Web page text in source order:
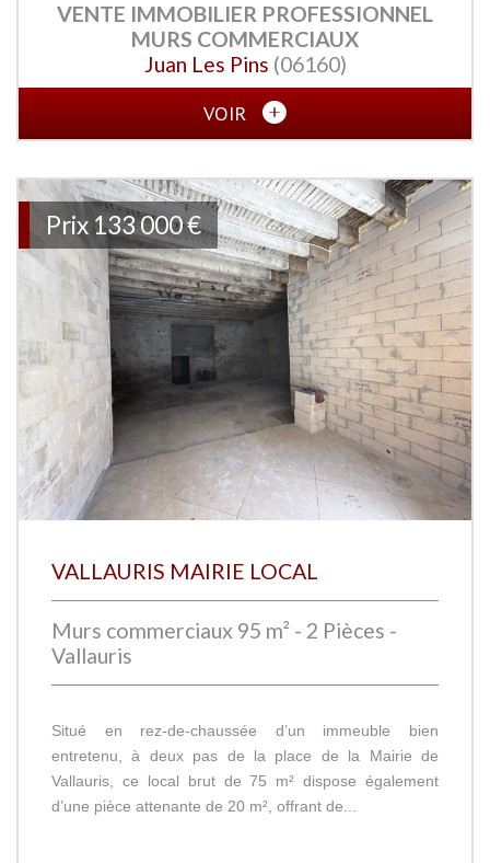
VENTE IMMOBILIER PROFESSIONNEL
MURS COMMERCIAUX
Juan Les Pins (06160)
VOIR
Prix133 000 €
VALLAURIS MAIRIE LOCAL
Murs commerciaux 95 m² - 2 Pièces -
Vallauris
Situé en rez-de-chaussée d’un immeuble bien
entretenu, à deux pas de la place de la Mairie de
Vallauris, ce local brut de 75 m² dispose également
d’une pièce attenante de 20 m², offrant de...